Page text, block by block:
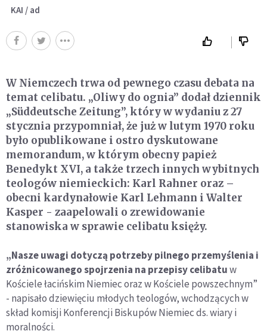
KAI / ad
W Niemczech trwa od pewnego czasu debata na
temat celibatu. „Oliwy do ognia” dodał dziennik
„Süddeutsche Zeitung”, który w wydaniu z 27
stycznia przypomniał, że już w lutym 1970 roku
było opublikowane i ostro dyskutowane
memorandum, w którym obecny papież
Benedykt XVI, a także trzech innych wybitnych
teologów niemieckich: Karl Rahner oraz –
obecni kardynałowie Karl Lehmann i Walter
Kasper - zaapelowali o zrewidowanie
stanowiska w sprawie celibatu księży.
„Nasze uwagi dotyczą potrzeby pilnego przemyślenia i
zróżnicowanego spojrzenia na przepisy celibatuw
Kościele łacińskim Niemiec oraz w Kościele powszechnym”
- napisało dziewięciu młodych teologów, wchodzących w
skład komisji Konferencji Biskupów Niemiec ds. wiary i
moralności.